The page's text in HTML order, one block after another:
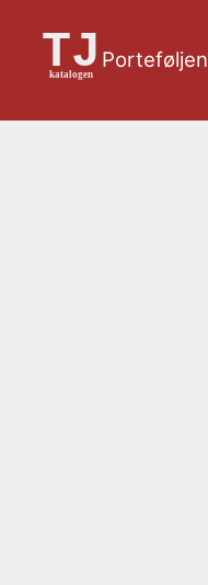
Porte­føljen